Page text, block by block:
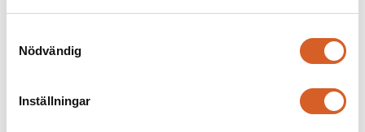
Nödvändig
Inställningar